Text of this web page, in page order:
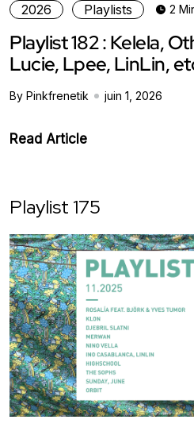
2026 Playlists 2
Playlist 182 : Kelela,
Lucie, Lpee, LinLin,
By Pinkfrenetik juin 1, 2026
Read Article
Playlist 175